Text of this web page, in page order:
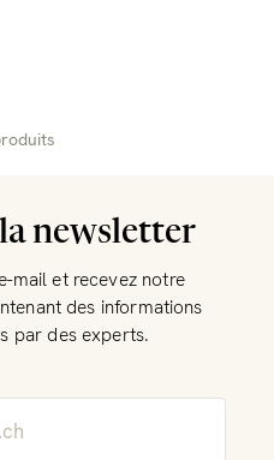
newsletter
mail et recevez notre
des informations
par des experts.